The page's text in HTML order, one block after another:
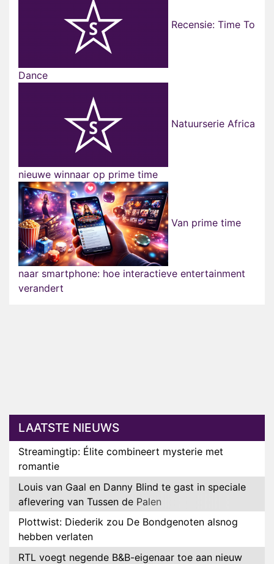
Recensie: Time To
Dance
Natuurserie Africa
nieuwe winnaar op prime time
Van prime time
naar smartphone: hoe interactieve entertainment
verandert
LAATSTE NIEUWS
Streamingtip: Élite combineert mysterie met
romantie
Louis van Gaal en Danny Blind te gast in speciale
aflevering van Tussen de Palen
Plottwist: Diederik zou De Bondgenoten alsnog
hebben verlaten
RTL voegt negende B&B-eigenaar toe aan nieuw